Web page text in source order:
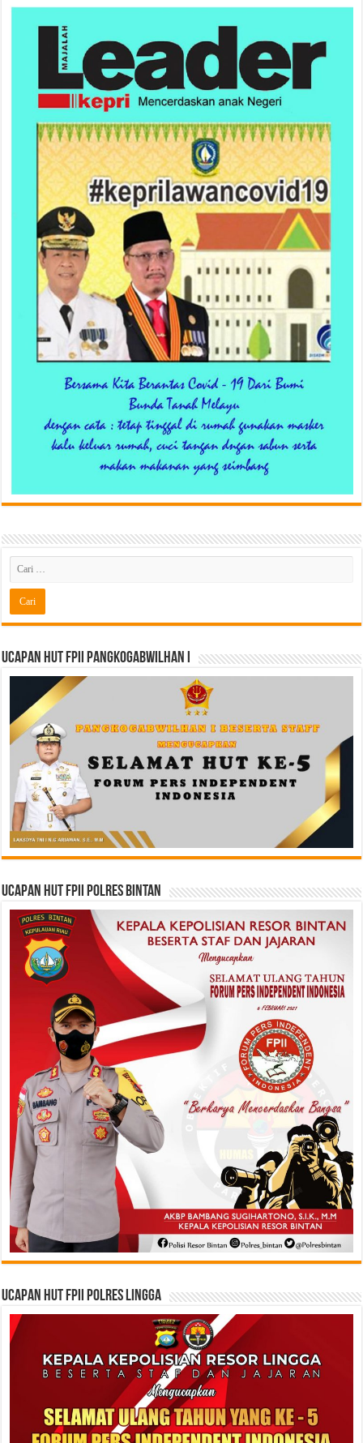
Ucapan HUT FPII PANGKOGABWILHAN I
Ucapan HUT FPII Polres Bintan
Ucapan HUT FPII Polres Lingga